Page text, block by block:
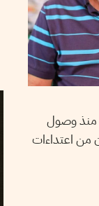
منذ وصول
من اعتداءات